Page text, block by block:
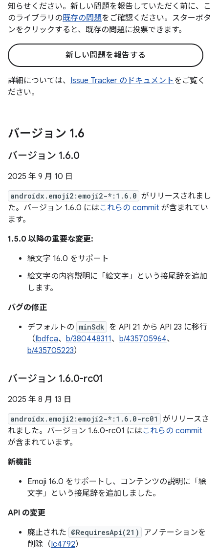
知らせください。新しい問題を報告していただく前に、こ
のライブラリの既存の問題をご確認ください。スターボタ
ンをクリックすると、既存の問題に投票できます。
新しい問題を報告する
詳細については、 Issue Tracker のドキュメントをご覧く
ださい。
バージョン 1.6
バージョン 1.6.0
2025 年 9 月 10 日
androidx.emoji2:emoji2-*:1.6.0 がリリースされまし
た。バージョン 1.6.0 にはこれらの commit が含まれてい
ます。
1.5.0 以降の重要な変更:
絵文字 16.0 をサポート
絵文字の内容説明に「絵文字」という接尾辞を追加
します。
バグの修正
デフォルトの minSdk を API 21 から API 23 に移行
（Ibdfca、 b/380448311、 b/435705964、
b/435705223）
バージョン 1.6.0-rc01
2025 年 8 月 13 日
androidx.emoji2:emoji2-*:1.6.0-rc01
がリリースさ
れました。バージョン 1.6.0-rc01 にはこれらの commit
が含まれています。
新機能
Emoji 16.0 をサポートし、コンテンツの説明に「絵
文字」という接尾辞を追加しました。
API の変更
廃止された @RequiresApi(21)
アノテーションを
削除（Ic4792）